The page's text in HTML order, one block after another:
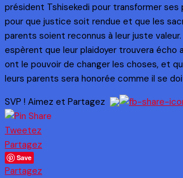
président Tshisekedi pour transformer ses
pour que justice soit rendue et que les
parents soient reconnus à leur juste valeur.
espèrent que leur plaidoyer trouvera écho
ont le pouvoir de changer les choses, et
leurs parents sera honorée comme il se
SVP ! Aimez et Partagez
Tweetez
Partagez
Save
Partagez